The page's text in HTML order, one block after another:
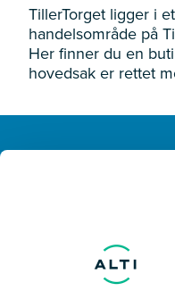
TillerTorget ligger i
handelsområde på
Her finner du en
hovedsak er rettet